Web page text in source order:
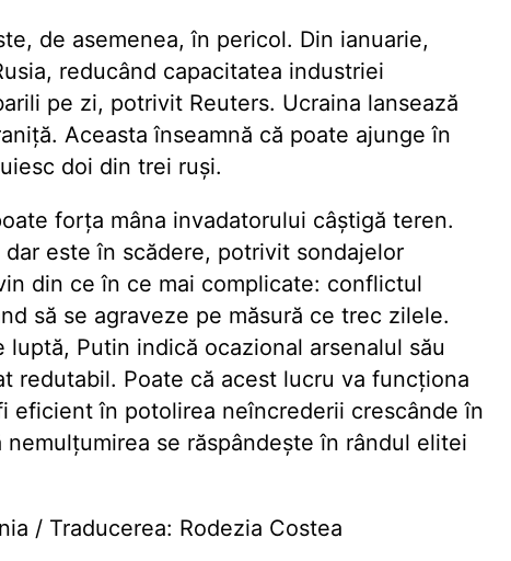
de asemenea, în pericol. Din ianuarie,
reducând capacitatea industriei
pe zi, potrivit Reuters. Ucraina lansează
Aceasta înseamnă că poate ajunge în
doi din trei ruși.
forța mâna invadatorului câștigă teren.
este în scădere, potrivit sondajelor
din ce în ce mai complicate: conflictul
să se agraveze pe măsură ce trec zilele.
Putin indică ocazional arsenalul său
redutabil. Poate că acest lucru va funcționa
eficient în potolirea neîncrederii crescânde în
se răspândește în rândul elitei
/ Traducerea: Rodezia Costea